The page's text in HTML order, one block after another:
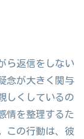
ら返信をしない
念が大きく関与
しくしているの
情を整理するた
この行動は、彼